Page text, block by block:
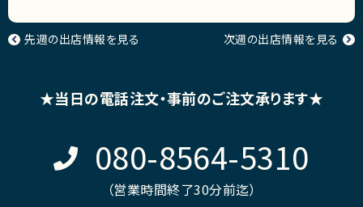
次週の出店情報を見る
先週の出店情報を見る
★当日の電話注文・事前のご注文承ります★
080-8564-5310
（営業時間終了30分前迄）